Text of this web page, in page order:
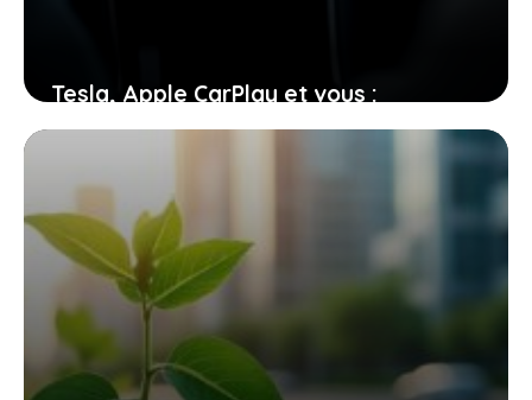
Tesla, Apple CarPlay et vous :
comment cette nouveauté va
26 juin 2026